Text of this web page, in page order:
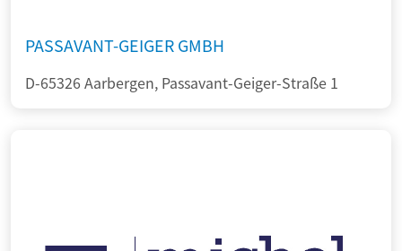
PASSAVANT-GEIGER GMBH
D-65326 Aarbergen, Passavant-Geiger-Straße 1